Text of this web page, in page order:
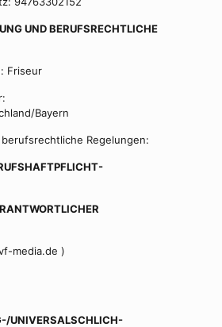
UND BERUFSRECHTLICHE
Friseur
Bayern
Regelungen:
media.de )
UNIVERSALSCHLICH-